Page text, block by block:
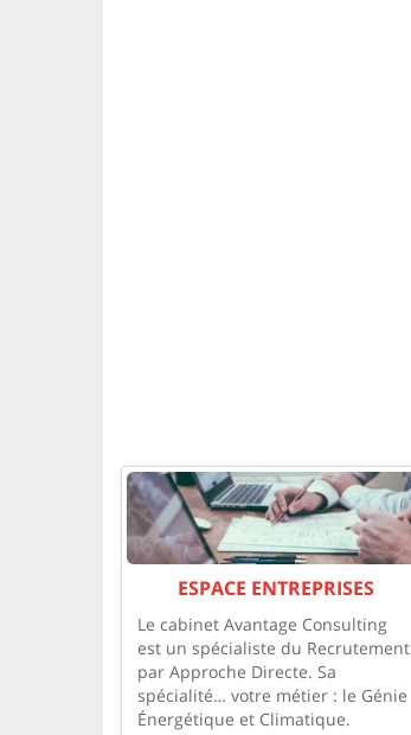
ESPACE ENTREPRISES
Le cabinet Avantage Consulting
est un spécialiste du Recrutement
par Approche Directe. Sa
spécialité… votre métier : le Génie
Énergétique et Climatique.